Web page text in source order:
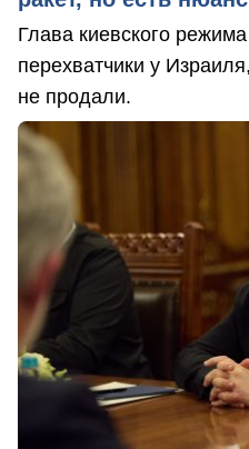
Глава киевского
перехватчики у
не продали.